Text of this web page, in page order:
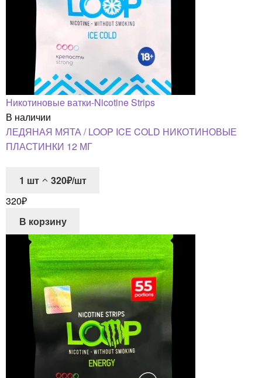
Никотиновые ватки-Nicotine Strips
В наличии
ЛЕДЯНАЯ МЯТА / LOOP ICE COLD НИКОТИНОВЫЕ
ПЛАСТИНКИ 12 МГ
1 шт
320₽/шт
320₽
В корзину